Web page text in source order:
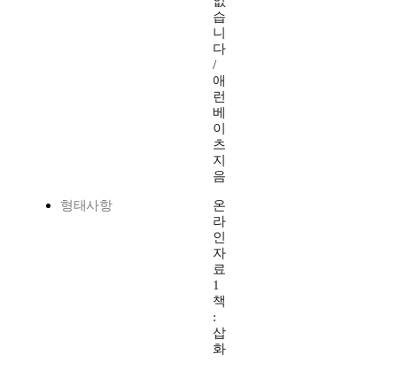
습
니
다
/
애
런
베
이
츠
지
음
형태사항
온
라
인
자
료
1
책
:
삽
화